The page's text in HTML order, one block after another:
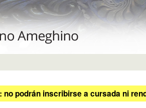
podrán inscribirse a cursada ni